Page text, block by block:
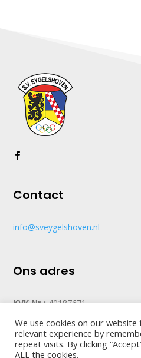
Contact
info@sveygelshoven.nl
Ons adres
KVK Nr.:40187671
Copyright © 2024
We use cookies on our
relevant experience by
repeat visits. By clicking
ALL the cookies.